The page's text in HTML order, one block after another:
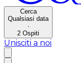
Cerca
Qualsiasi data
·
2 Ospiti
Unisciti a noi